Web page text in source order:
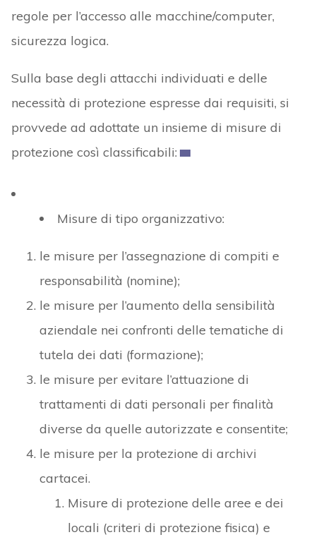
regole per l’accesso alle macchine/computer,
sicurezza logica.
Sulla base degli attacchi individuati e delle
necessità di protezione espresse dai requisiti, si
provvede ad adottate un insieme di misure di
protezione così classificabili:
Misure di tipo organizzativo:
le misure per l’assegnazione di compiti e
responsabilità (nomine);
le misure per l’aumento della sensibilità
aziendale nei confronti delle tematiche di
tutela dei dati (formazione);
le misure per evitare l’attuazione di
trattamenti di dati personali per finalità
diverse da quelle autorizzate e consentite;
le misure per la protezione di archivi
cartacei.
Misure di protezione delle aree e dei
locali (criteri di protezione fisica) e